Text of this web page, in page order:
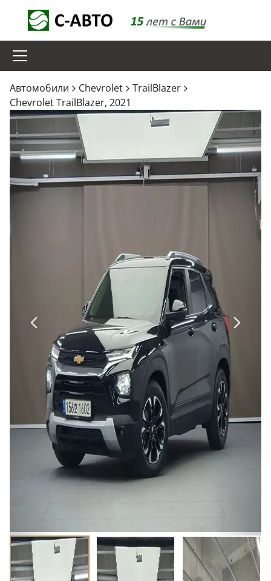
Aвтомобили Chevrolet
TrailBlazer
Chevrolet TrailBlazer, 2021